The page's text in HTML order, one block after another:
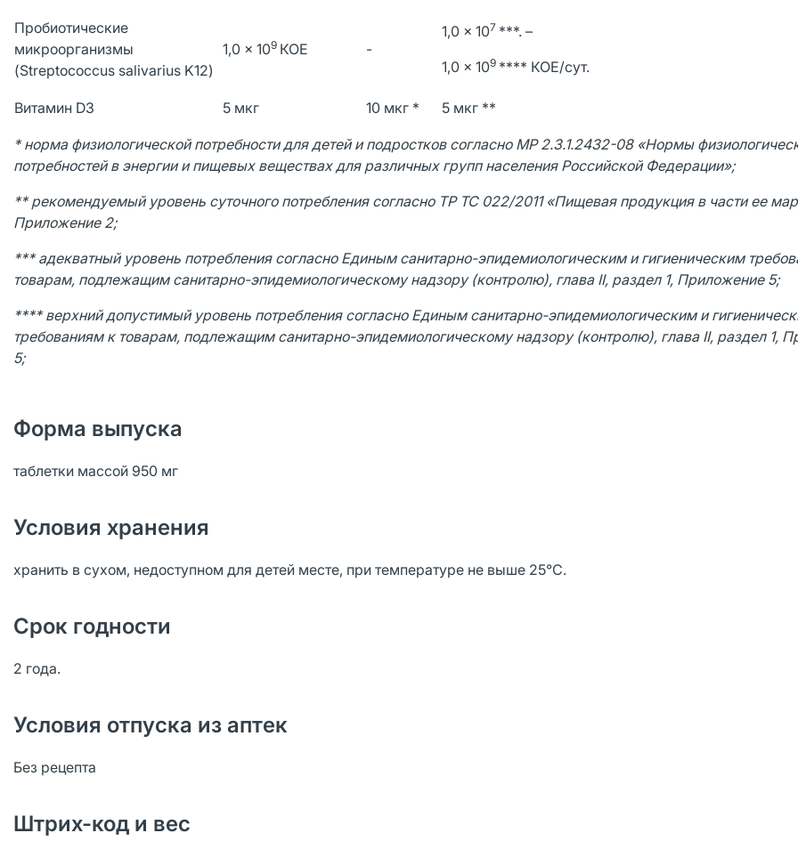
Пробиотические
микроорганизмы
(Streptococcus salivarius K12)
1,0 × 109 КОЕ -
1,0 × 107 ***. –
1,0 × 109 **** КОЕ/сут.
Витамин D3 5 мкг 10 мкг * 5 мкг **
* норма физиологической потребности для детей и подростков согласно МР 2.3.1.2432-08 «Нормы
потребностей в энергии и пищевых веществах для различных групп населения Российской Федерации»;
** рекомендуемый уровень суточного потребления согласно ТР ТС 022/2011 «Пищевая продукция в части ее
Приложение 2;
*** адекватный уровень потребления согласно Единым санитарно-эпидемиологическим и гигиеническим
товарам, подлежащим санитарно-эпидемиологическому надзору (контролю), глава II, раздел 1, Приложение 5;
**** верхний допустимый уровень потребления согласно Единым санитарно-эпидемиологическим и
требованиям к товарам, подлежащим санитарно-эпидемиологическому надзору (контролю), глава II, раздел 1,
5;
Форма выпуска
таблетки массой 950 мг
Условия хранения
хранить в сухом, недоступном для детей месте, при температуре не выше 25°С.
Срок годности
2 года.
Условия отпуска из аптек
Без рецепта
Штрих-код и вес